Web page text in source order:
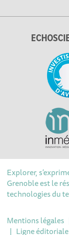
Explorer,
Grenoble est le
technologies du
Mentions légales
| Ligne éditoriale